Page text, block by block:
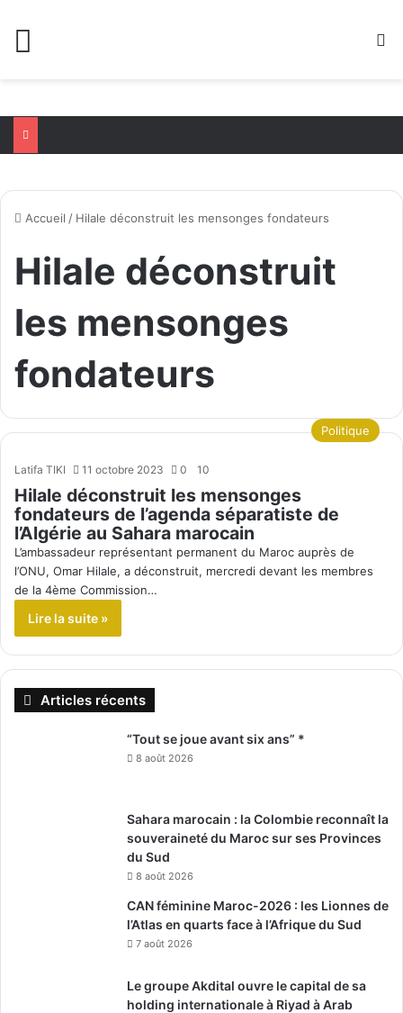
Accueil / Hilale déconstruit les mensonges fondateurs
Hilale déconstruit
les mensonges
fondateurs
Politique
Latifa TIKI 11 octobre 2023 0 10
Hilale déconstruit les mensonges
fondateurs de l’agenda séparatiste de
l’Algérie au Sahara marocain
L’ambassadeur représentant permanent du Maroc auprès de
l’ONU, Omar Hilale, a déconstruit, mercredi devant les membres
de la 4ème Commission…
Lire la suite »
Articles récents
“Tout se joue avant six ans” *
8 août 2026
Sahara marocain : la Colombie reconnaît la
souveraineté du Maroc sur ses Provinces
du Sud
8 août 2026
CAN féminine Maroc-2026 : les Lionnes de
l’Atlas en quarts face à l’Afrique du Sud
7 août 2026
Le groupe Akdital ouvre le capital de sa
holding internationale à Riyad à Arab